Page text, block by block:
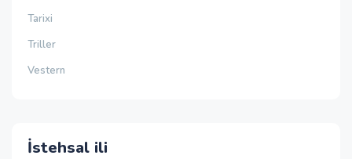
Tarixi
Triller
Vestern
İstehsal ili